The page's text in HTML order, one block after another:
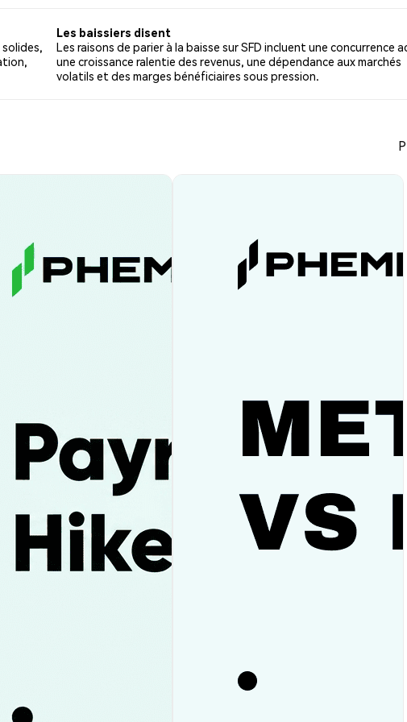
Les baissiers disent
Les raisons de parier à la baisse sur SFD incluent une concurrence
une croissance ralentie des revenus, une dépendance aux marchés
volatils et des marges bénéficiaires sous pression.